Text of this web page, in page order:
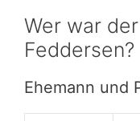
Wer war
Feddersen?
Ehemann und